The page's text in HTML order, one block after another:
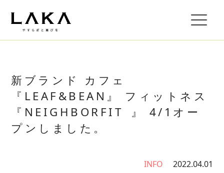
新ブランド カフェ
『LEAF&BEAN』 フィットネス
『NEIGHBORFIT 』 4/1オー
プンしました。
INFO 2022.04.01